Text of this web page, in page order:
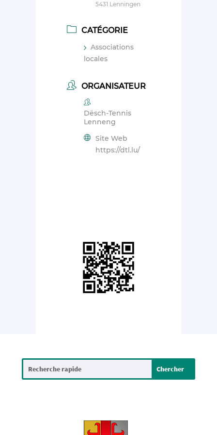
5431 Lenningen
CATÉGORIE
Associations
locales
ORGANISATEUR
Dësch-Tennis
Lenneng
Site Web
https://dtl.lu/